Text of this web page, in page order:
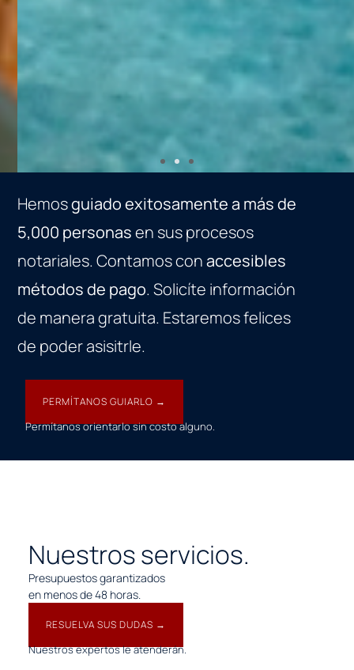
COMPRAVENTA CON
SENCILLEZ Y RAPIDEZ
Nuestros expertos se encargarán de guiarlo paso
a paso para concretar su transacción de manera
satisfactoria.
OBTENER INFORMACIÓN →
Hemosguiado exitosamente a más de
5,000 personasen sus procesos
notariales. Contamos conaccesibles
métodos de pago. Solicíte información
de manera gratuita. Estaremos felices
de poder asisitrle.
PERMÍTANOS GUIARLO →
Permítanos orientarlo sin costo alguno.
Nuestros servicios.
Presupuestos garantizados
en menos de 48 horas.
RESUELVA SUS DUDAS →
Nuestros expertos le atenderán.